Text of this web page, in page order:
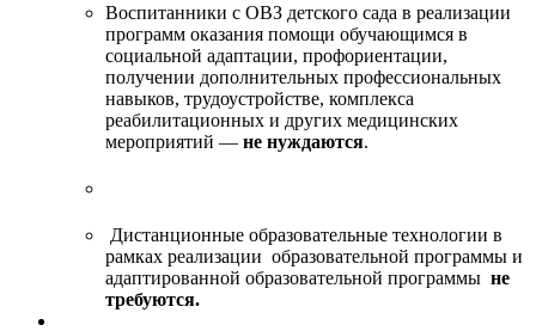
Воспитанники с ОВЗ детского сада в реализации
программ оказания помощи обучающимся в
социальной адаптации, профориентации,
получении дополнительных профессиональных
навыков, трудоустройстве, комплекса
реабилитационных и других медицинских
мероприятий — не нуждаются.
Дистанционные образовательные технологии в
рамках реализации образовательной программы и
адаптированной образовательной программы не
требуются.